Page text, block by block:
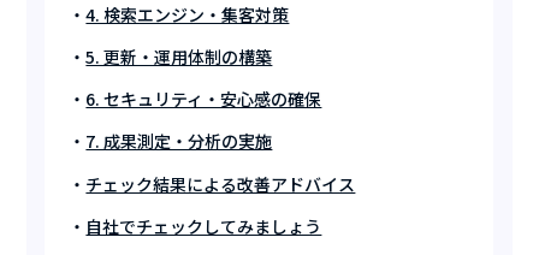
4. 検索エンジン・集客対策
5. 更新・運用体制の構築
6. セキュリティ・安心感の確保
7. 成果測定・分析の実施
チェック結果による改善アドバイス
自社でチェックしてみましょう